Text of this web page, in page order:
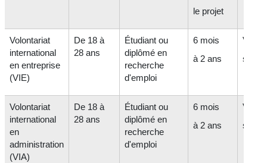
le projet
Volontariat
international
en entreprise
(VIE)
De 18 à
28 ans
Étudiant ou
diplômé en
recherche
d'emploi
6 mois
à 2 ans
selon
Volontariat
international
en
administration
(VIA)
De 18 à
28 ans
Étudiant ou
diplômé en
recherche
d'emploi
6 mois
à 2 ans
selon